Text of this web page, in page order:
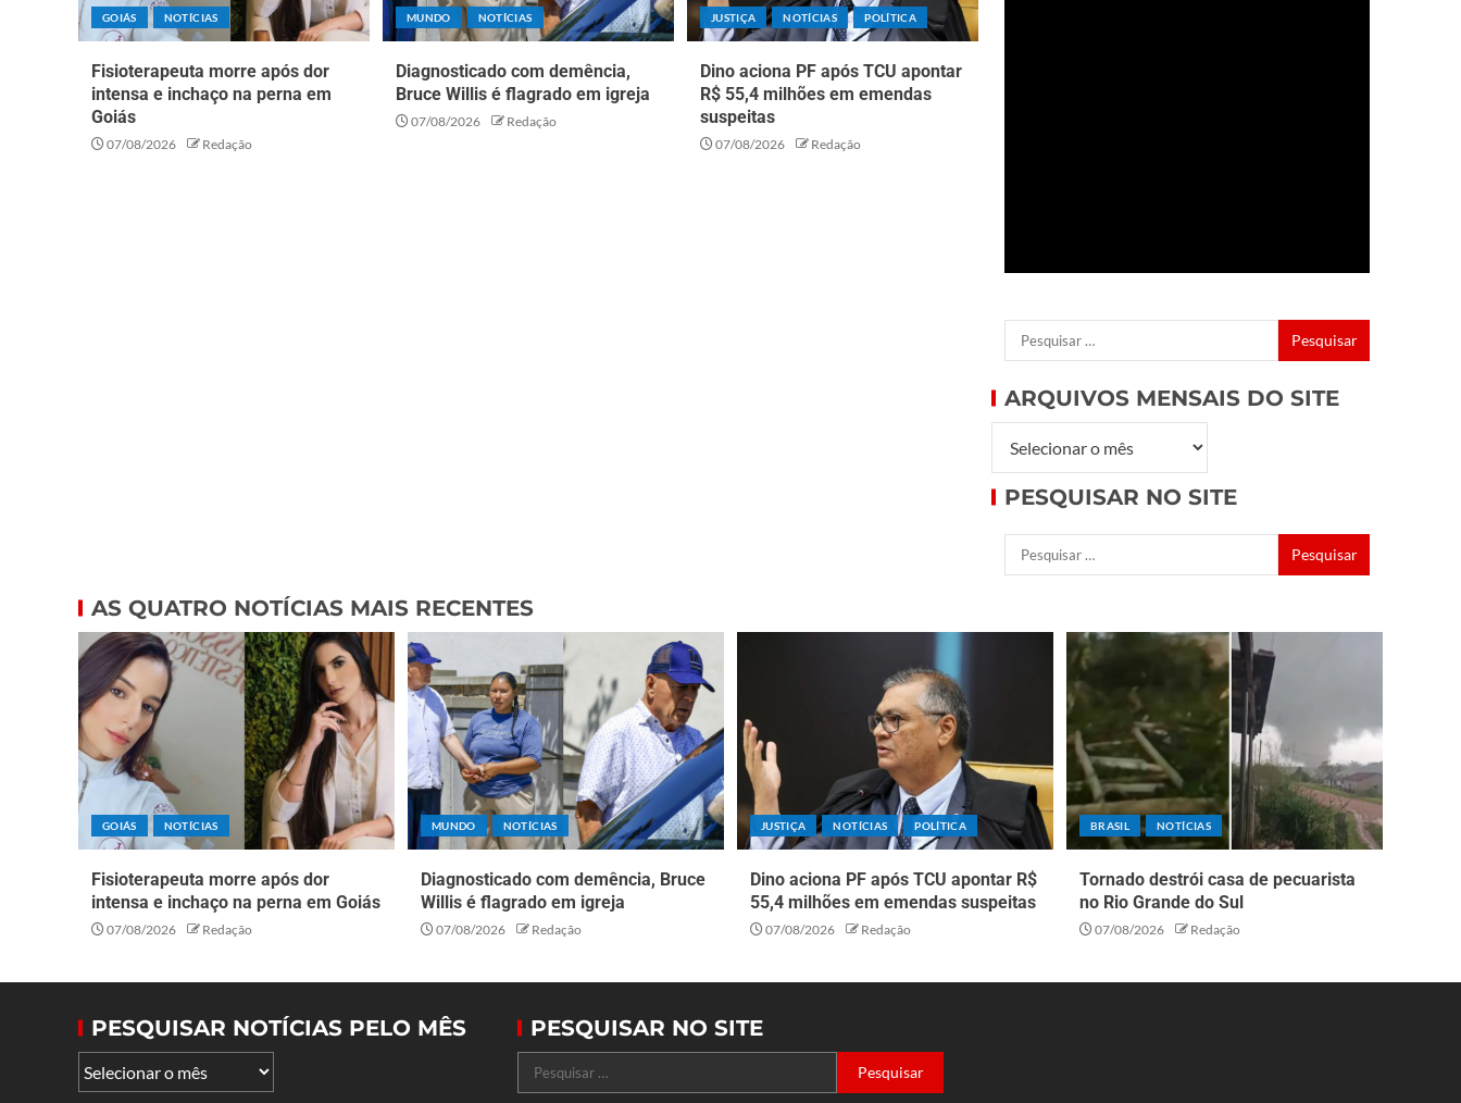
GOIÁS NOTÍCIAS
Fisioterapeuta morre após dor
intensa e inchaço na perna em
Goiás
07/08/2026 Redação
MUNDO NOTÍCIAS
Diagnosticado com demência,
Bruce Willis é flagrado em igreja
07/08/2026 Redação
JUSTIÇA NOTÍCIAS POLÍTICA
Dino aciona PF após TCU apontar
R$ 55,4 milhões em emendas
suspeitas
07/08/2026 Redação
ARQUIVOS MENSAIS DO SITE
PESQUISAR NO SITE
AS QUATRO NOTÍCIAS MAIS RECENTES
GOIÁS NOTÍCIAS
Fisioterapeuta morre após dor
intensa e inchaço na perna em Goiás
07/08/2026 Redação
MUNDO NOTÍCIAS
Diagnosticado com demência, Bruce
Willis é flagrado em igreja
07/08/2026 Redação
JUSTIÇA NOTÍCIAS POLÍTICA
Dino aciona PF após TCU apontar R$
55,4 milhões em emendas suspeitas
07/08/2026 Redação
BRASIL NOTÍCIAS
Tornado destrói casa de pecuarista
no Rio Grande do Sul
07/08/2026 Redação
PESQUISAR NOTÍCIAS PELO MÊS PESQUISAR NO SITE